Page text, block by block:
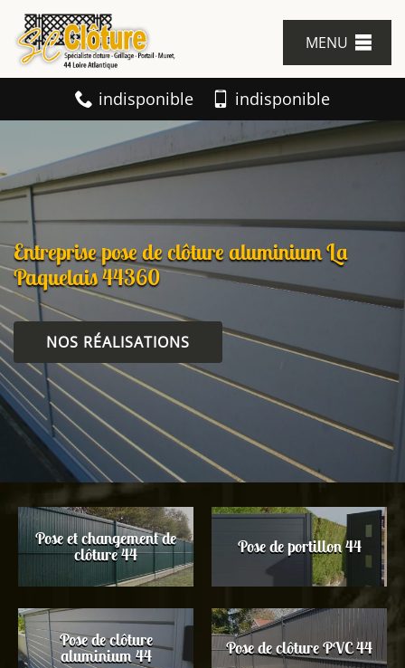
MENU
indisponible indisponible
Entreprise pose de clôture aluminium La
Paquelais 44360
NOS RÉALISATIONS
Pose et changement de
clôture 44 Pose de portillon 44
Pose de clôture
aluminium 44 Pose de clôture PVC 44